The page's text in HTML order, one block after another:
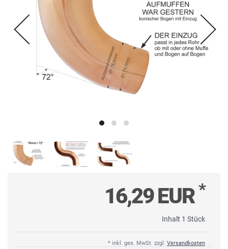
16,29 EUR*
Inhalt 1 Stück
* inkl. ges. MwSt. zzgl. Versandkosten